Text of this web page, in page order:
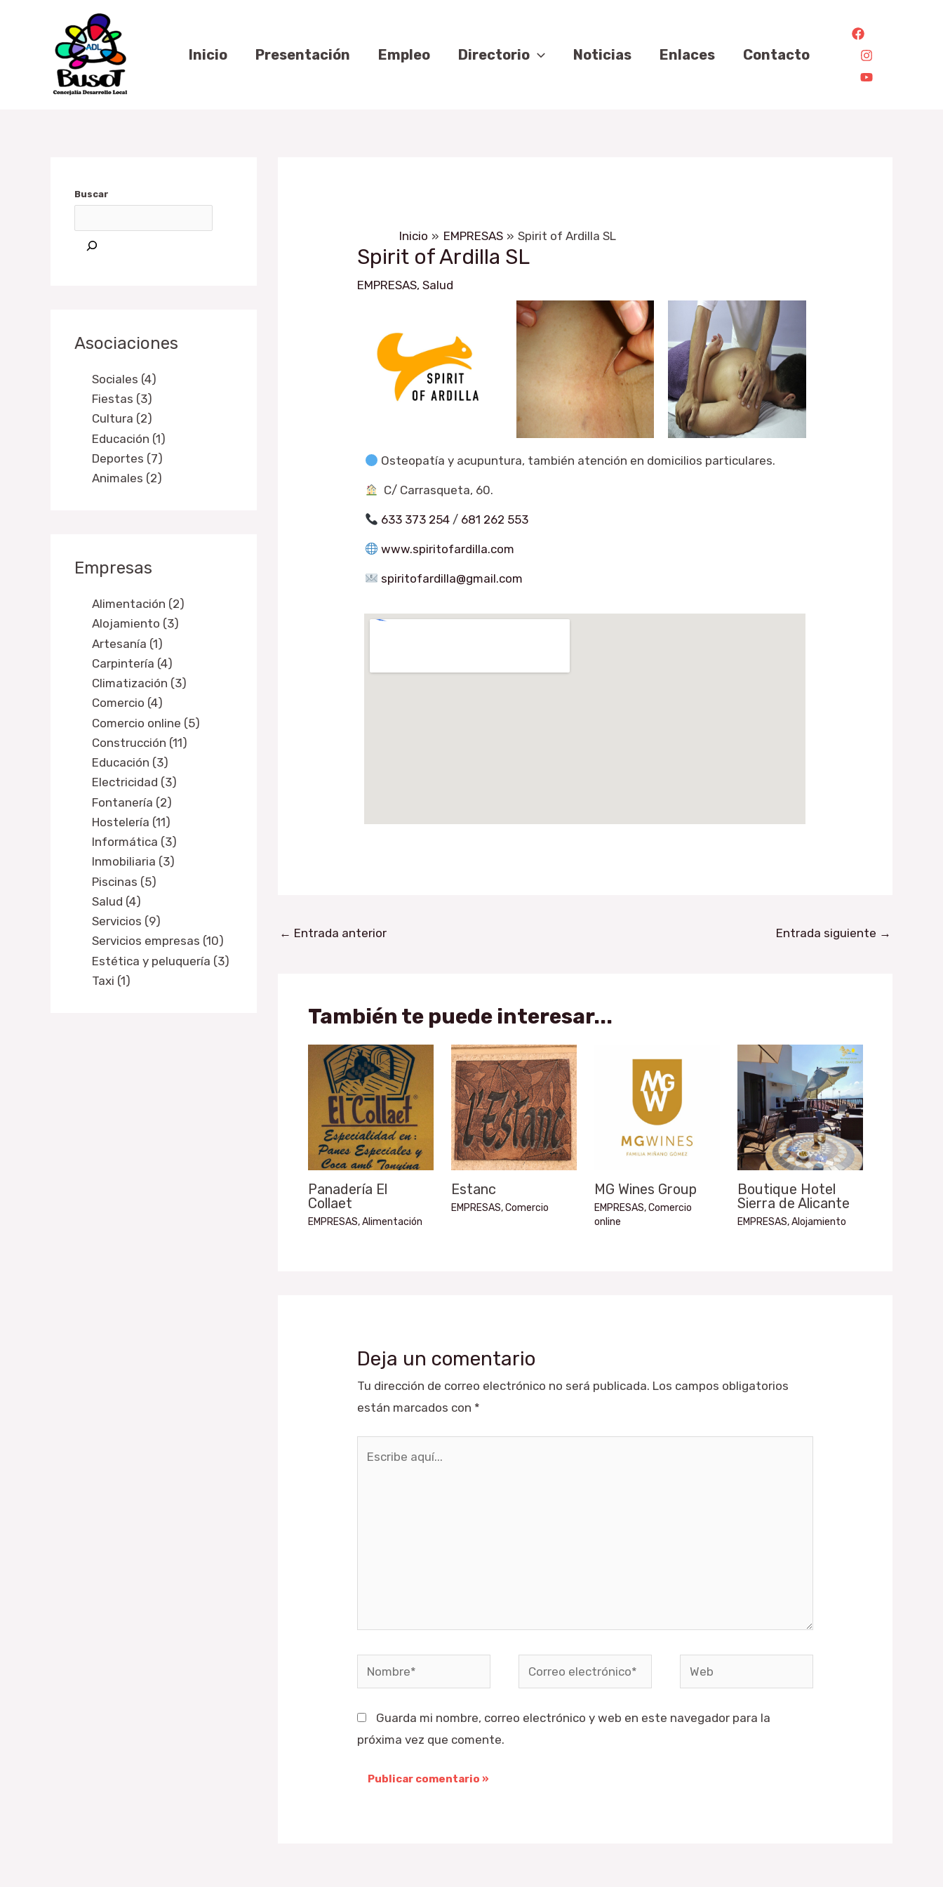
contenido
Inicio Presentación Empleo Directorio Noticias Enlaces Contacto
Buscar
Asociaciones
Sociales (4)
Fiestas (3)
Cultura (2)
Educación (1)
Deportes (7)
Animales (2)
Empresas
Alimentación (2)
Alojamiento (3)
Artesanía (1)
Carpintería (4)
Climatización (3)
Comercio (4)
Comercio online (5)
Construcción (11)
Educación (3)
Electricidad (3)
Fontanería (2)
Hostelería (11)
Informática (3)
Inmobiliaria (3)
Piscinas (5)
Salud (4)
Servicios (9)
Servicios empresas (10)
Estética y peluquería (3)
Taxi (1)
Inicio EMPRESAS Spirit of Ardilla SL
Spirit of Ardilla SL
EMPRESAS,Salud
Osteopatía y acupuntura, también atención en domicilios particulares.
C/ Carrasqueta, 60.
633 373 254/ 681 262 553
www.spiritofardilla.com
spiritofardilla@gmail.com
entradas
← Entrada anterior Entrada siguiente →
También te puede interesar...
Panadería El
Collaet
EMPRESAS,Alimentación
Estanc
EMPRESAS,Comercio
MG Wines Group
EMPRESAS,Comercio
online
Boutique Hotel
Sierra de Alicante
EMPRESAS,Alojamiento
Deja un comentario
Tu dirección de correo electrónico no será publicada. Los campos obligatorios
están marcados con *
Nombre*
Correo
electrónico*
Web
Guarda mi nombre, correo electrónico y web en este navegador para la
próxima vez que comente.